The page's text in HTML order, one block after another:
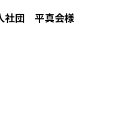
社団 平真会様